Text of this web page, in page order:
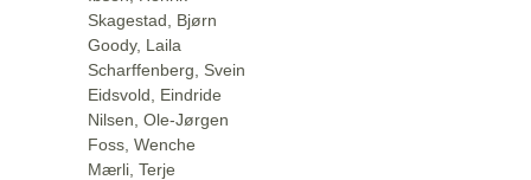
Skagestad, Bjørn
Goody, Laila
Scharffenberg, Svein
Eidsvold, Eindride
Nilsen, Ole-Jørgen
Foss, Wenche
Mærli, Terje